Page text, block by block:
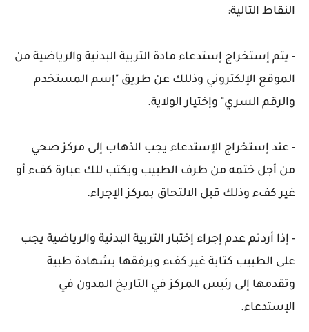
النقاط التالية:
- يتم إستخراج إستدعاء مادة التربية البدنية والرياضية من
الموقع الإلكتروني وذللك عن طريق "إسم المستخدم
والرقم السري" وإختيار الولاية.
- عند إستخراج الإستدعاء يجب الذهاب إلى مركز صحي
من أجل ختمه من طرف الطبيب ويكتب للك عبارة كفء أو
غير كفء وذلك قبل الالتحاق بمركز الإجراء.
- إذا أردتم عدم إجراء إختبار التربية البدنية والرياضية يجب
على الطبيب كتابة غير كفء ويرفقها بشهادة طبية
وتقدمها إلى رئيس المركز في التاريخ المدون في
الإستدعاء.